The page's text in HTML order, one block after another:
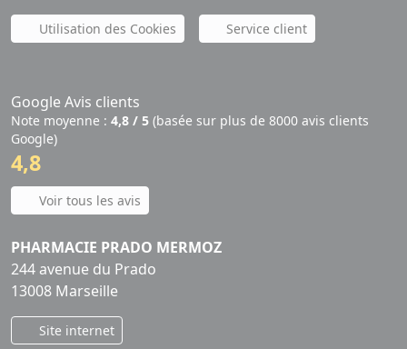
Utilisation des Cookies Service client
Google Avis clients
Note moyenne : 4,8 / 5 (basée sur plus de 8000 avis clients
Google)
4,8
Voir tous les avis
PHARMACIE PRADO MERMOZ
244 avenue du Prado
13008 Marseille
Site internet